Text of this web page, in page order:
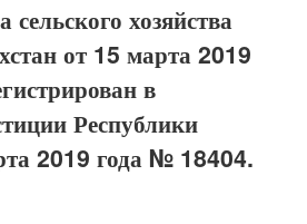
хозяйства
от 15 марта 2019
в
Республики
2019 года № 18404.